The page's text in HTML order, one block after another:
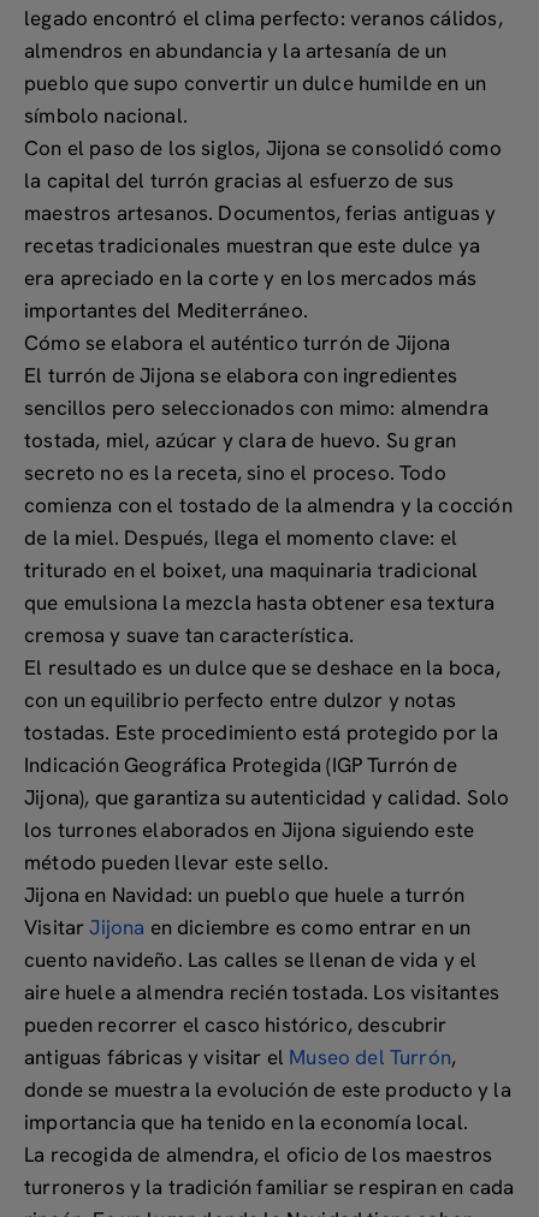
legado encontró el clima perfecto: veranos cálidos,
almendros en abundancia y la artesanía de un
pueblo que supo convertir un dulce humilde en un
símbolo nacional.
Con el paso de los siglos, Jijona se consolidó como
la capital del turrón gracias al esfuerzo de sus
maestros artesanos. Documentos, ferias antiguas y
recetas tradicionales muestran que este dulce ya
era apreciado en la corte y en los mercados más
importantes del Mediterráneo.
Cómo se elabora el auténtico turrón de Jijona
El turrón de Jijona se elabora con ingredientes
sencillos pero seleccionados con mimo: almendra
tostada, miel, azúcar y clara de huevo. Su gran
secreto no es la receta, sino el proceso. Todo
comienza con el tostado de la almendra y la cocción
de la miel. Después, llega el momento clave: el
triturado en el boixet, una maquinaria tradicional
que emulsiona la mezcla hasta obtener esa textura
cremosa y suave tan característica.
El resultado es un dulce que se deshace en la boca,
con un equilibrio perfecto entre dulzor y notas
tostadas. Este procedimiento está protegido por la
Indicación Geográfica Protegida (IGP Turrón de
Jijona), que garantiza su autenticidad y calidad. Solo
los turrones elaborados en Jijona siguiendo este
método pueden llevar este sello.
Jijona en Navidad: un pueblo que huele a turrón
VisitarJijona en diciembre es como entrar en un
cuento navideño. Las calles se llenan de vida y el
aire huele a almendra recién tostada. Los visitantes
pueden recorrer el casco histórico, descubrir
antiguas fábricas y visitar el Museo del Turrón,
donde se muestra la evolución de este producto y la
importancia que ha tenido en la economía local.
La recogida de almendra, el oficio de los maestros
turroneros y la tradición familiar se respiran en cada